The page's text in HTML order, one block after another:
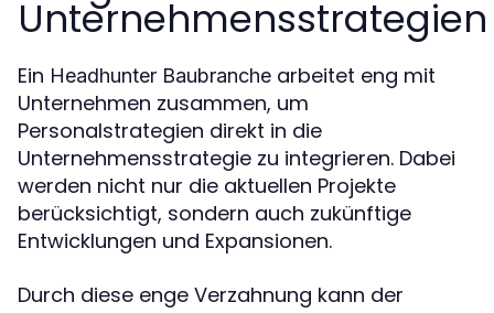
Unternehmensstrategien
Ein Headhunter Baubranche arbeitet eng mit
Unternehmen zusammen, um
Personalstrategien direkt in die
Unternehmensstrategie zu integrieren. Dabei
werden nicht nur die aktuellen Projekte
berücksichtigt, sondern auch zukünftige
Entwicklungen und Expansionen.
Durch diese enge Verzahnung kann der